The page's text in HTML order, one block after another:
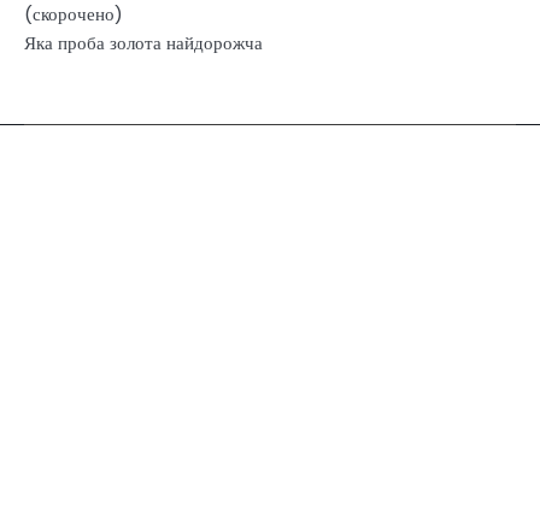
(скорочено)
Яка проба золота найдорожча